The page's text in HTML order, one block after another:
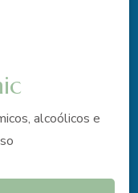
alcoólicos e